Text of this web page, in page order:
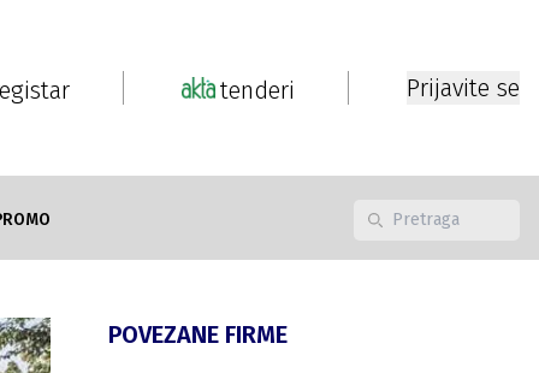
tenderi Prijavite se
POVEZANE FIRME